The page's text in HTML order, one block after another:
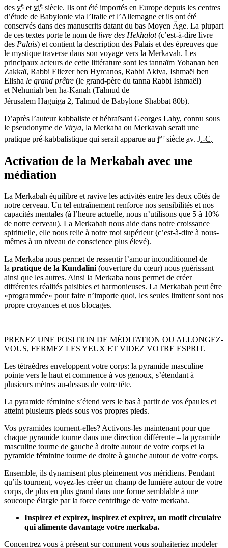
des ve et vie siècle. Ils ont été importés en Europe depuis les centres
d’étude de Babylonie via l’Italie et l’Allemagne et ils ont été
conservés dans des manuscrits datant du bas Moyen Âge. La plupart
de ces textes porte le nom de livre des Hekhalot(c’est-à-dire livre
des Palais) et contient la description des Palais et des épreuves que
le mystique traverse dans son voyage vers la Merkavah. Les
principaux acteurs de cette littérature sont les tannaïm Yohanan ben
Zakkaï, Rabbi Eliezer ben Hyrcanos, Rabbi Akiva, Ishmaël ben
Elisha le grand prêtre (le grand-père du tanna Rabbi Ishmaël)
et Nehuniah ben ha-Kanah (Talmud de
Jérusalem Haguiga 2, Talmud de Babylone Shabbat 80b).
D’après l’auteur kabbaliste et hébraïsant Georges Lahy, connu sous
le pseudonyme de Virya, la Merkaba ou Merkavah serait une
pratique pré-kabbalistique qui serait apparue au iersiècle av. J.-C.
Activation de la Merkabah avec une
médiation
La Merkabah équilibre et ravive les activités entre les deux côtés de
notre cerveau. Un tel entraînement renforce nos sensibilités et nos
capacités mentales (à l’heure actuelle, nous n’utilisons que 5 à 10%
de notre cerveau). La Merkabah nous aide dans notre croissance
spirituelle, elle nous relie à notre moi supérieur (c’est-à-dire à nous-
mêmes à un niveau de conscience plus élevé).
La Merkaba nous permet de ressentir l’amour inconditionnel de
la pratique de la Kundalini(ouverture du cœur) nous guérissant
ainsi que les autres. Ainsi la Merkaba nous permet de créer
différentes réalités paisibles et harmonieuses. La Merkabah peut être
«programmée» pour faire n’importe quoi, les seules limitent sont nos
propre croyances et nos blocages.
PRENEZ UNE POSITION DE MÉDITATION OU ALLONGEZ-
VOUS, FERMEZ LES YEUX ET VIDEZ VOTRE ESPRIT.
Les tétraèdres enveloppent votre corps: la pyramide masculine
pointe vers le haut et commence à vos genoux, s’étendant à
plusieurs mètres au-dessus de votre tête.
La pyramide féminine s’étend vers le bas à partir de vos épaules et
atteint plusieurs pieds sous vos propres pieds.
Vos pyramides tournent-elles? Activons-les maintenant pour que
chaque pyramide tourne dans une direction différente – la pyramide
masculine tourne de gauche à droite autour de votre corps et la
pyramide féminine tourne de droite à gauche autour de votre corps.
Ensemble, ils dynamisent plus pleinement vos méridiens. Pendant
qu’ils tournent, voyez-les créer un champ de lumière autour de votre
corps, de plus en plus grand dans une forme semblable à une
soucoupe élargie par la force centrifuge de votre merkaba.
Inspirez et expirez, inspirez et expirez, un motif circulaire
qui alimente davantage votre merkaba.
Concentrez vous à présent sur comment vous souhaiteriez modeler